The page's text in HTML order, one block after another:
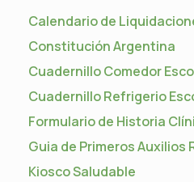
Calendario de
Constitución Argentina
Cuadernillo Comedor
Cuadernillo Refrigerio
Formulario de Historia
Guia de Primeros Auxilios
Kiosco Saludable